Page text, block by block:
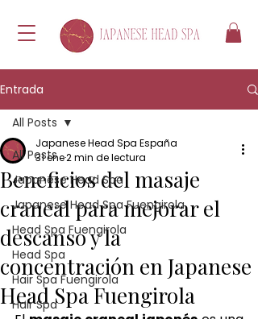
Entrada
All Posts
Japanese Head Spa
Japanese Head Spa Fuengirola
Head Spa Fuengirola
Head Spa
Hair Spa Fuengirola
Hair Spa
All Posts
Beneficios del masaje
craneal para mejorar el
descanso y la
concentración en Japanese
Head Spa Fuengirola
Japanese Head Spa España
31 ene2 min de lectura